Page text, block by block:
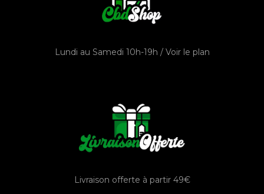
Lundi au Samedi 10h-19h / Voir le plan
Livraison offerte à partir 49€